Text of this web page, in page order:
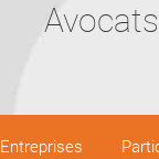
Entreprises